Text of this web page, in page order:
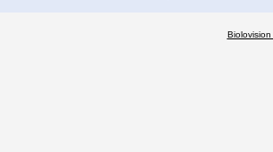
Biolovision